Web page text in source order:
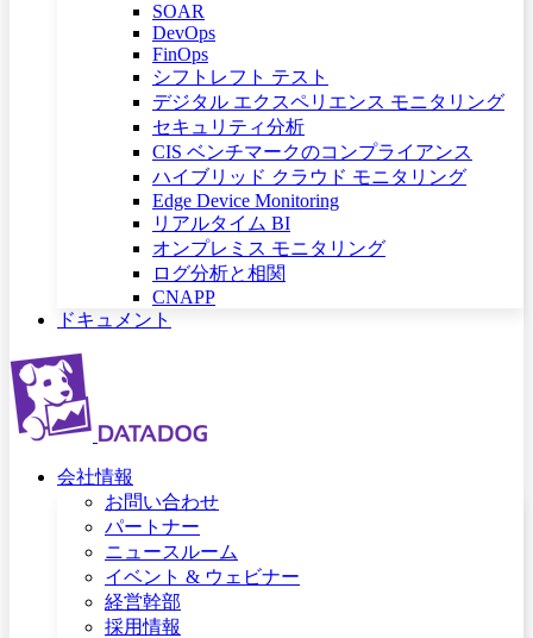
SOAR
DevOps
FinOps
シフトレフト テスト
デジタル エクスペリエンス モニタリング
セキュリティ分析
CIS ベンチマークのコンプライアンス
ハイブリッド クラウド モニタリング
Edge Device Monitoring
リアルタイム BI
オンプレミス モニタリング
ログ分析と相関
CNAPP
ドキュメント
会社情報
お問い合わせ
パートナー
ニュースルーム
イベント & ウェビナー
経営幹部
採用情報